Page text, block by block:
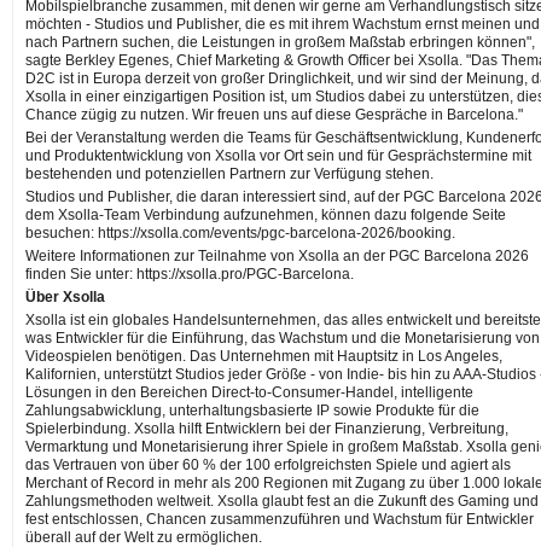
Mobilspielbranche zusammen, mit denen wir gerne am Verhandlungstisch
möchten - Studios und Publisher, die es mit ihrem Wachstum ernst meinen und
nach Partnern suchen, die Leistungen in großem Maßstab erbringen können",
sagte Berkley Egenes, Chief Marketing & Growth Officer bei Xsolla. "Das
D2C ist in Europa derzeit von großer Dringlichkeit, und wir sind der Meinung,
Xsolla in einer einzigartigen Position ist, um Studios dabei zu unterstützen,
Chance zügig zu nutzen. Wir freuen uns auf diese Gespräche in Barcelona."
Bei der Veranstaltung werden die Teams für Geschäftsentwicklung,
und Produktentwicklung von Xsolla vor Ort sein und für Gesprächstermine mit
bestehenden und potenziellen Partnern zur Verfügung stehen.
Studios und Publisher, die daran interessiert sind, auf der PGC Barcelona
dem Xsolla-Team Verbindung aufzunehmen, können dazu folgende Seite
besuchen: https://xsolla.com/events/pgc-barcelona-2026/booking.
Weitere Informationen zur Teilnahme von Xsolla an der PGC Barcelona 2026
finden Sie unter: https://xsolla.pro/PGC-Barcelona.
Über Xsolla
Xsolla ist ein globales Handelsunternehmen, das alles entwickelt und
was Entwickler für die Einführung, das Wachstum und die Monetarisierung von
Videospielen benötigen. Das Unternehmen mit Hauptsitz in Los Angeles,
Kalifornien, unterstützt Studios jeder Größe - von Indie- bis hin zu AAA-Studios
Lösungen in den Bereichen Direct-to-Consumer-Handel, intelligente
Zahlungsabwicklung, unterhaltungsbasierte IP sowie Produkte für die
Spielerbindung. Xsolla hilft Entwicklern bei der Finanzierung, Verbreitung,
Vermarktung und Monetarisierung ihrer Spiele in großem Maßstab. Xsolla
das Vertrauen von über 60 % der 100 erfolgreichsten Spiele und agiert als
Merchant of Record in mehr als 200 Regionen mit Zugang zu über 1.000
Zahlungsmethoden weltweit. Xsolla glaubt fest an die Zukunft des Gaming und
fest entschlossen, Chancen zusammenzuführen und Wachstum für Entwickler
überall auf der Welt zu ermöglichen.